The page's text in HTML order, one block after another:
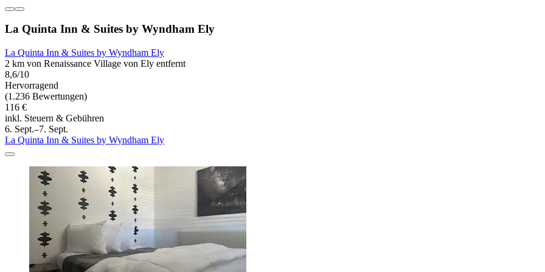
La Quinta Inn & Suites by Wyndham Ely
La Quinta Inn & Suites by Wyndham Ely
2 km von Renaissance Village von Ely entfernt
8,6/10
Hervorragend
(1.236 Bewertungen)
116 €
inkl. Steuern & Gebühren
6. Sept.–7. Sept.
La Quinta Inn & Suites by Wyndham Ely